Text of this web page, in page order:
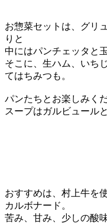
お惣菜セットは、グリ
りと
中にはパンチェッタと
そこに、生ハム、いち
てはちみつも。
パンたちとお楽しみくだ
スープはガルビュール
おすすめは、村上牛を
カルボナード。
苦み、甘み、少しの酸